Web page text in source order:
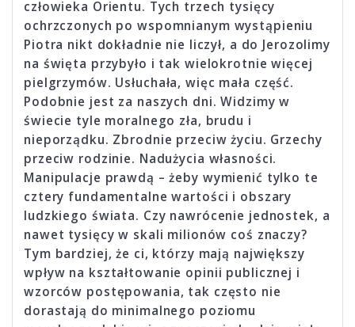
człowieka Orientu. Tych trzech tysięcy
ochrzczonych po wspomnianym wystąpieniu
Piotra nikt dokładnie nie liczył, a do Jerozolimy
na święta przybyło i tak wielokrotnie więcej
pielgrzymów. Usłuchała, więc mała część.
Podobnie jest za naszych dni. Widzimy w
świecie tyle moralnego zła, brudu i
nieporządku. Zbrodnie przeciw życiu. Grzechy
przeciw rodzinie. Nadużycia własności.
Manipulacje prawdą – żeby wymienić tylko te
cztery fundamentalne wartości i obszary
ludzkiego świata. Czy nawrócenie jednostek, a
nawet tysięcy w skali milionów coś znaczy?
Tym bardziej, że ci, którzy mają największy
wpływ na kształtowanie opinii publicznej i
wzorców postępowania, tak często nie
dorastają do minimalnego poziomu